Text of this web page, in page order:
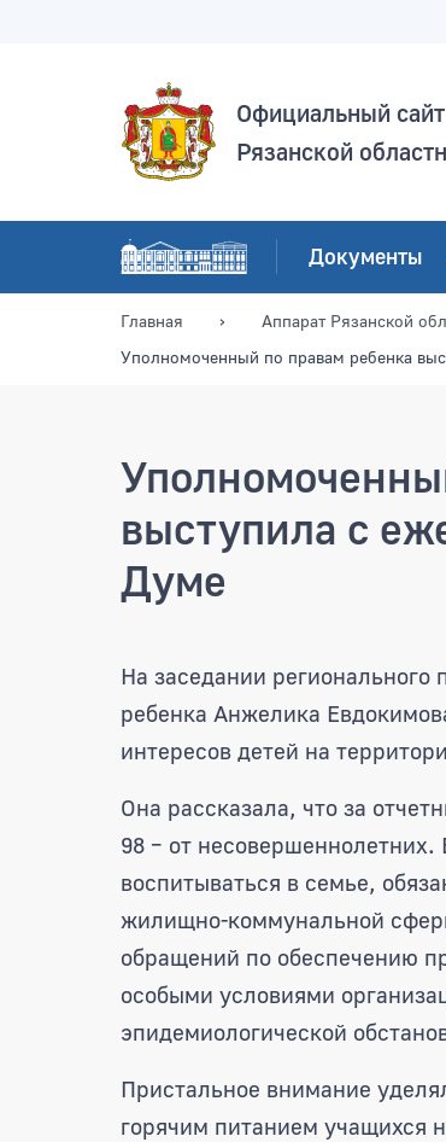
Официальный сайт
Рязанской
Документы
Главная Аппарат Рязанской
Уполномоченный по правам ребенка
выступила с
Думе
Уполномоченный
На заседании
ребенка Анжелика
интересов детей на
Она рассказала, что за
98 – от
воспитываться в семье,
жилищно-коммунальной
обращений по обеспечению
особыми условиями
эпидемиологической
Пристальное внимание
горячим питанием учащихся